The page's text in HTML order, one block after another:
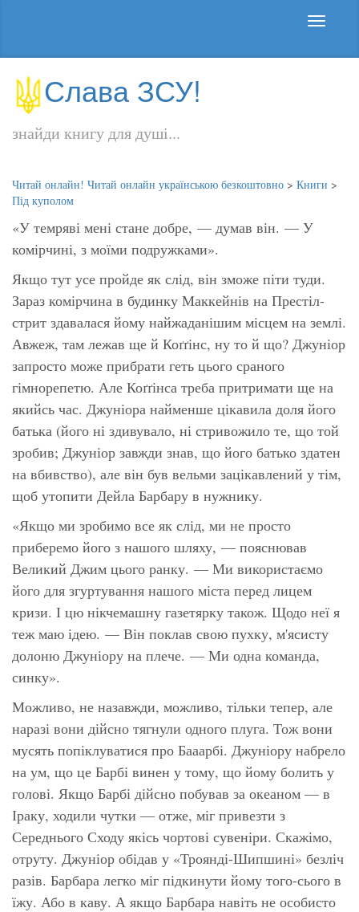
Слава ЗСУ!
знайди книгу для душі...
Читай онлайн! Читай онлайн українською безкоштовно > Книги >
Під куполом
«У темряві мені стане добре, — думав він. — У
комірчині, з моїми подружками».
Якщо тут усе пройде як слід, він зможе піти туди.
Зараз комірчина в будинку Маккейнів на Престіл-
стрит здавалася йому найжаданішим місцем на землі.
Авжеж, там лежав ще й Коґґінс, ну то й що? Джуніор
запросто може прибрати геть цього сраного
гімнорепетю. Але Коґґінса треба притримати ще на
якийсь час. Джуніора найменше цікавила доля його
батька (його ні здивувало, ні стривожило те, що той
зробив; Джуніор завжди знав, що його батько здатен
на вбивство), але він був вельми зацікавлений у тім,
щоб утопити Дейла Барбару в нужнику.
«Якщо ми зробимо все як слід, ми не просто
приберемо його з нашого шляху, — пояснював
Великий Джим цього ранку. — Ми використаємо
його для згуртування нашого міста перед лицем
кризи. І цю нікчемашну газетярку також. Щодо неї я
теж маю ідею. — Він поклав свою пухку, м'ясисту
долоню Джуніору на плече. — Ми одна команда,
синку».
Можливо, не назавжди, можливо, тільки тепер, але
наразі вони дійсно тягнули одного плуга. Тож вони
мусять попіклуватися про Бааарбі. Джуніору набрело
на ум, що це Барбі винен у тому, що йому болить у
голові. Якщо Барбі дійсно побував за океаном — в
Іраку, ходили чутки — отже, міг привезти з
Середнього Сходу якісь чортові сувеніри. Скажімо,
отруту. Джуніор обідав у «Троянді-Шипшині» безліч
разів. Барбара легко міг підкинути йому того-сього в
їжу. Або в каву. А якщо Барбара навіть не особисто